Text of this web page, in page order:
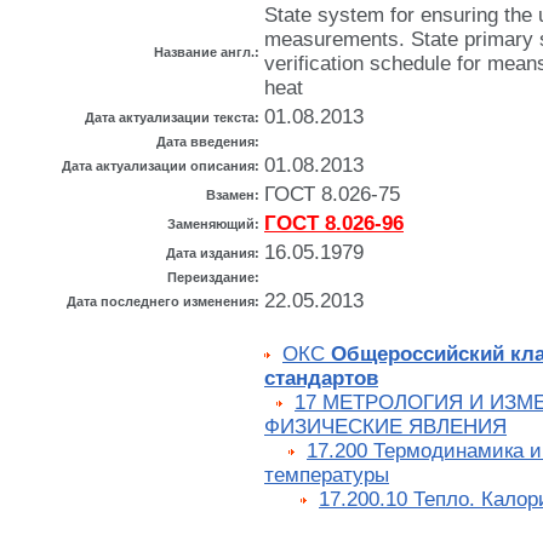
Название англ.:
State system for ensuring the
measurements. State primary
verification schedule for
heat
Дата актуализации текста: 01.08.2013
Дата введения:
Дата актуализации описания: 01.08.2013
Взамен: ГОСТ 8.026-75
Заменяющий: ГОСТ 8.026-96
Дата издания: 16.05.1979
Переиздание:
Дата последнего изменения: 22.05.2013
ОКС Общероссийский
стандартов
17 МЕТРОЛОГИЯ И
ФИЗИЧЕСКИЕ ЯВЛЕНИЯ
17.200 Термодинамика
температуры
17.200.10 Тепло.